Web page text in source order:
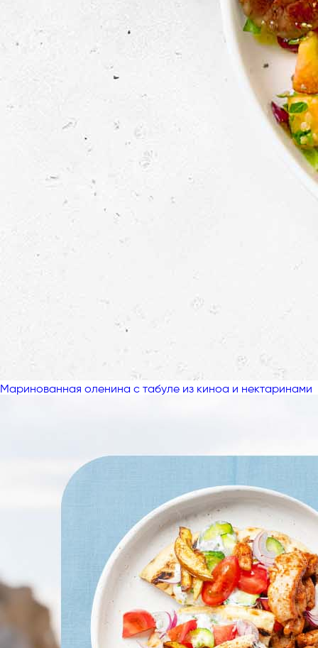
Маринованная оленина с табуле из киноа и нектаринами